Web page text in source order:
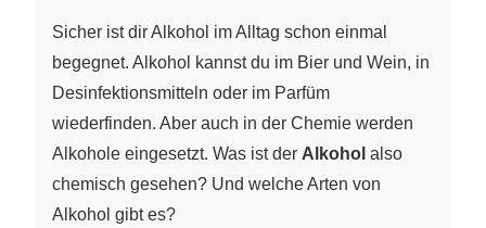
Sicher ist dir Alkohol im Alltag schon einmal
begegnet. Alkohol kannst du im Bier und Wein, in
Desinfektionsmitteln oder im Parfüm
wiederfinden. Aber auch in der Chemie werden
Alkohole eingesetzt. Was ist der Alkohol also
chemisch gesehen? Und welche Arten von
Alkohol gibt es?